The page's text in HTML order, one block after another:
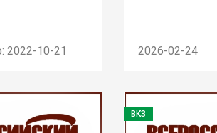
2022-10-21 2026-02-24
ВКЗ